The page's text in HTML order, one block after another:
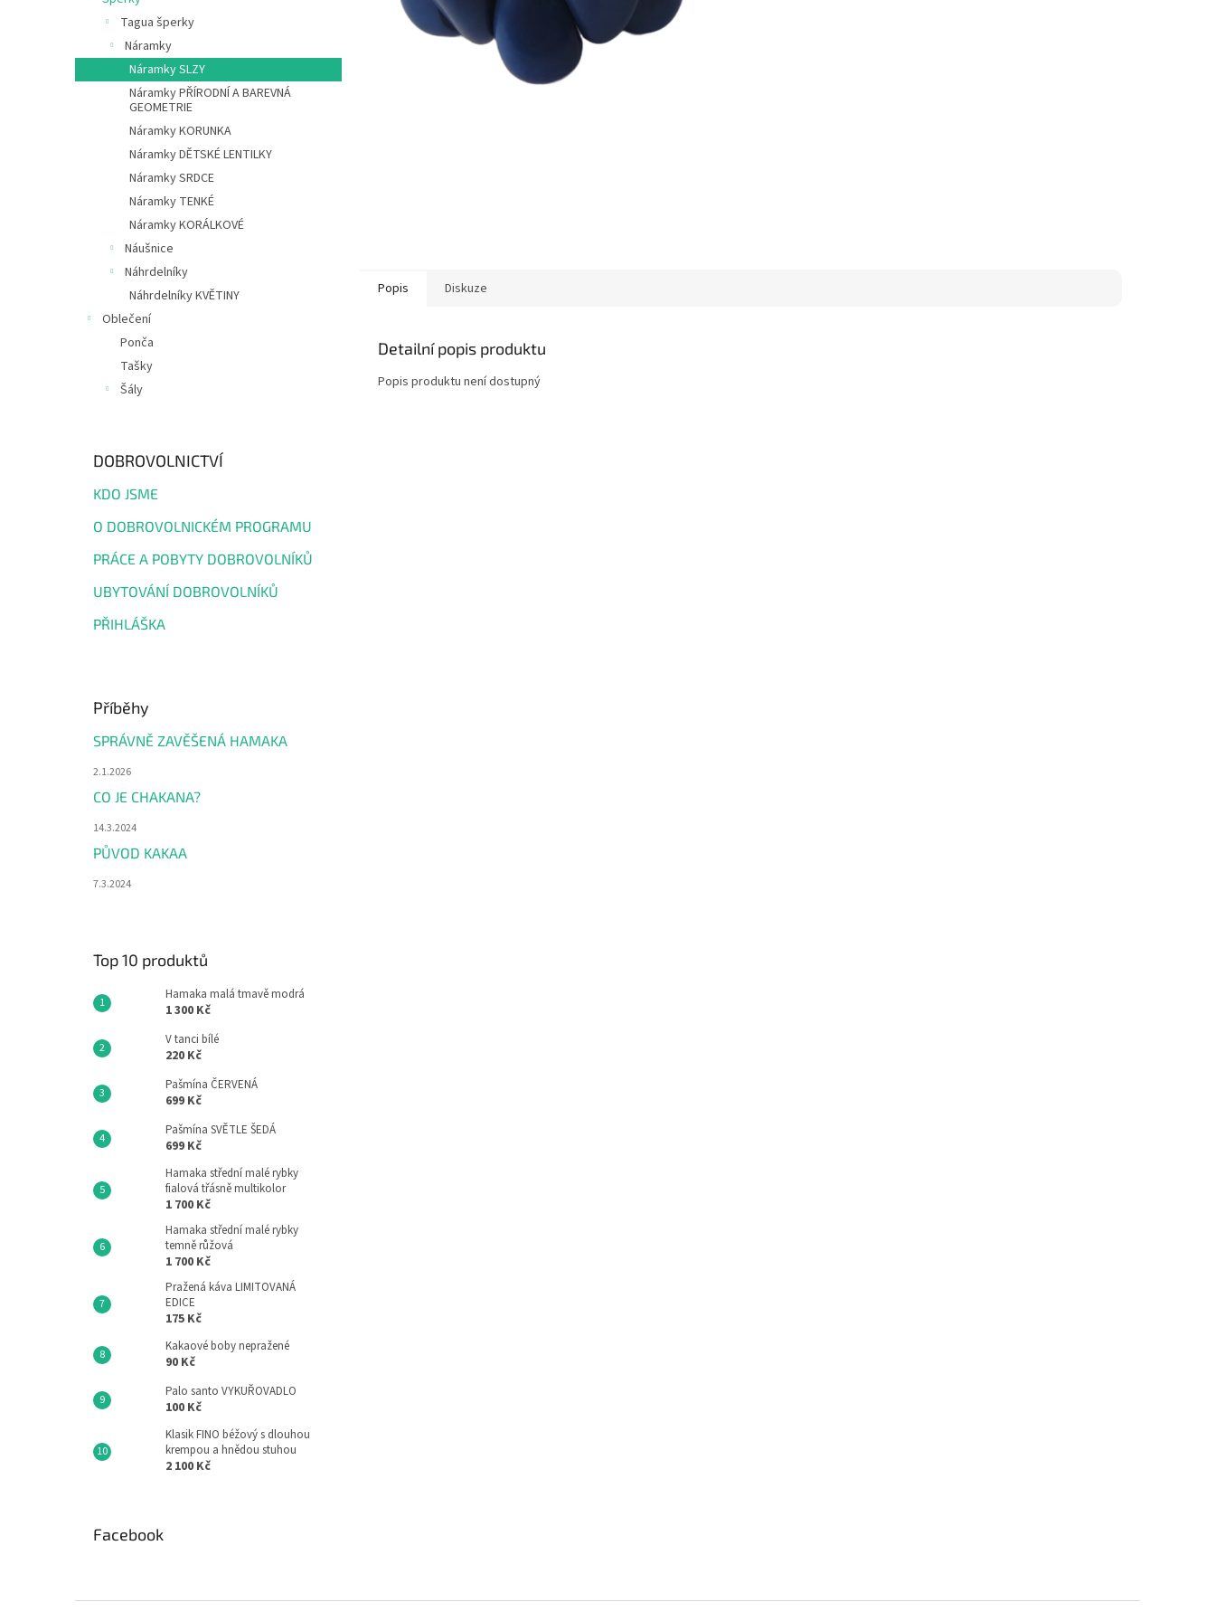
Tagua šperky
Náramky
Náramky SLZY
Náramky PŘÍRODNÍ A BAREVNÁ
GEOMETRIE
Náramky KORUNKA
Náramky DĚTSKÉ LENTILKY
Náramky SRDCE
Náramky TENKÉ
Náramky KORÁLKOVÉ
Náušnice
Náhrdelníky
Náhrdelníky KVĚTINY
Oblečení
Ponča
Tašky
Šály
DOBROVOLNICTVÍ
KDO JSME
O DOBROVOLNICKÉM PROGRAMU
PRÁCE A POBYTY DOBROVOLNÍKŮ
UBYTOVÁNÍ DOBROVOLNÍKŮ
PŘIHLÁŠKA
Příběhy
SPRÁVNĚ ZAVĚŠENÁ HAMAKA
2.1.2026
CO JE CHAKANA?
14.3.2024
PŮVOD KAKAA
7.3.2024
Top 10 produktů
Hamaka malá tmavě modrá
1 300 Kč
V tanci bílé
220 Kč
Pašmína ČERVENÁ
699 Kč
Pašmína SVĚTLE ŠEDÁ
699 Kč
Hamaka střední malé rybky
fialová třásně multikolor
1 700 Kč
Hamaka střední malé rybky
temně růžová
1 700 Kč
Pražená káva LIMITOVANÁ
EDICE
175 Kč
Kakaové boby nepražené
90 Kč
Palo santo VYKUŘOVADLO
100 Kč
Klasik FINO béžový s dlouhou
krempou a hnědou stuhou
2 100 Kč
Facebook
Popis Diskuze
Detailní popis produktu
Popis produktu není dostupný